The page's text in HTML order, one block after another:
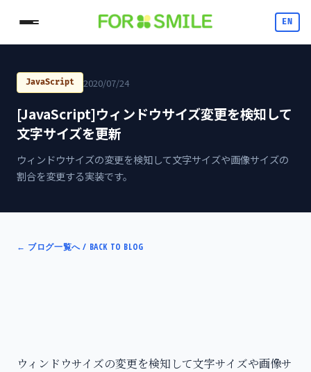
EN
JavaScript 2020/07/24
[JavaScript]ウィンドウサイズ変更を検知して
文字サイズを更新
ウィンドウサイズの変更を検知して文字サイズや画像サイズの
割合を変更する実装です。
← ブログ一覧へ / BACK TO BLOG
ウィンドウサイズの変更を検知して文字サイズや画像サ